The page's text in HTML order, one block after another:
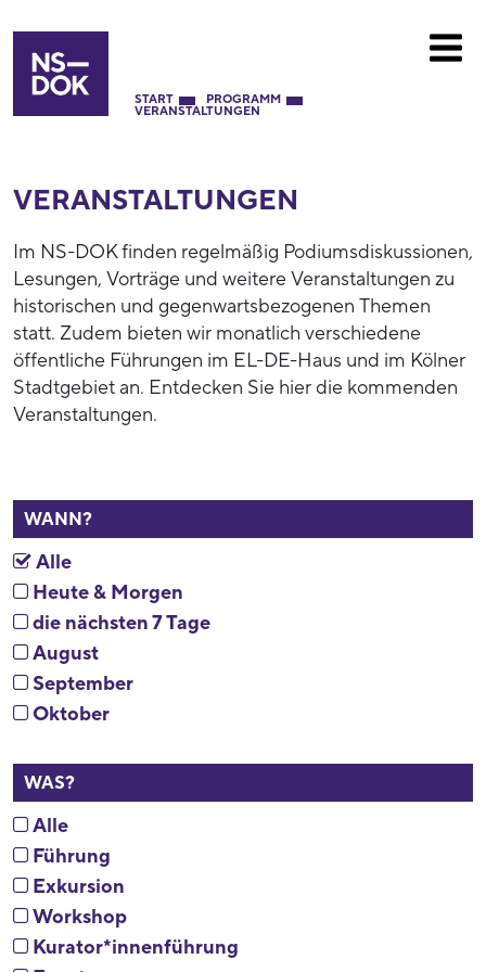
START PROGRAMM
VERANSTALTUNGEN
VERANSTALTUNGEN
Im NS-DOK finden regelmäßig Podiumsdiskussionen,
Lesungen, Vorträge und weitere Veranstaltungen zu
historischen und gegenwartsbezogenen Themen
statt. Zudem bieten wir monatlich verschiedene
öffentliche Führungen im EL-DE-Haus und im Kölner
Stadtgebiet an. Entdecken Sie hier die kommenden
Veranstaltungen.
WANN?
Alle
Heute & Morgen
die nächsten 7 Tage
August
September
Oktober
WAS?
Alle
Führung
Exkursion
Workshop
Kurator*innenführung